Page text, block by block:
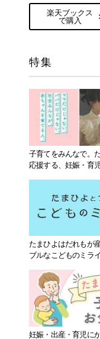
楽天ブックス
で購入
特集
子育てをみんなで。
応援する、妊娠・育
たまひよはだれもが
ブルなこどものミラ
妊娠・出産・育児に